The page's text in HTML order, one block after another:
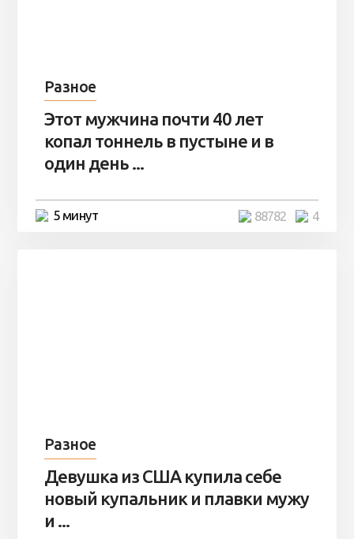
Разное
Этот мужчина почти 40 лет
копал тоннель в пустыне и в
один день ...
5 минут 4
88782
Разное
Девушка из США купила себе
новый купальник и плавки мужу
и ...